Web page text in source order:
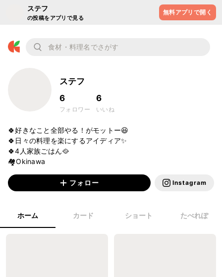
ステフ
の投稿をアプリで見る
無料アプリで開く
ステフ
6
フォロワー
6
いいね
🍀好きなこと全部やる！がモットー😆
🍀日々の料理を楽にするアイディア✨
🍀4人家族ごはん🥘
フォロー Instagram
ホーム カード ショート たべれぽ